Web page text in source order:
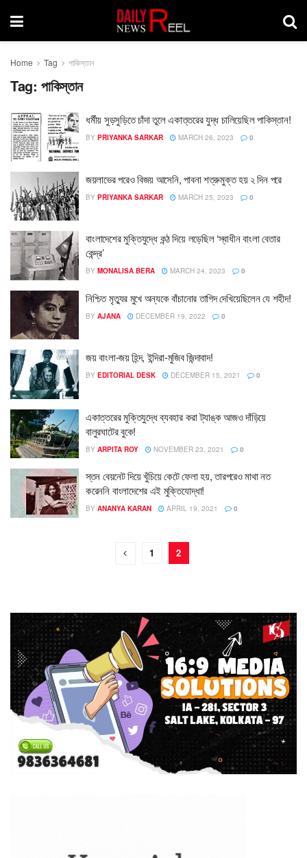
Home Tag পাকিস্তান
Tag: পাকিস্তান
ধর্মীয় সুড়সুড়িতে চাঁদা তুলে একাত্তরের যুদ্ধ চালিয়েছিল পাকিস্তান!
BY PRIYANKA SARKAR MARCH 26, 2023 0
জয়লাভের পরেও বিজয় আসেনি, পাবনা শত্রুমুক্ত হয় ২ দিন পরে
BY PRIYANKA SARKAR MARCH 25, 2023 0
বাংলাদেশের মুক্তিযুদ্ধে কন্ঠ দিয়ে লড়েছিল ‘স্বাধীন বাংলা বেতার
কেন্দ্র’
BY MONALISA BERA MARCH 24, 2023 0
নিশ্চিত মৃত্যুর মুখে অন্যকে বাঁচানোর তাগিদ দেখিয়েছিলেন যে শহীদ!
BY AJANA DECEMBER 19, 2022 0
জয় বাংলা-জয় হিন্দ, ইন্দিরা-মুজিব জিন্দাবাদ!
BY EDITORIAL DESK DECEMBER 15, 2021 0
একাত্তরের মুক্তিযুদ্ধে ব্যবহার করা ট্যাঙ্ক আজও দাঁড়িয়ে
বালুরঘাটের বুকে!
BY ARPITA ROY NOVEMBER 23, 2021 0
স্তন বেয়নেট দিয়ে খুঁচিয়ে কেটে ফেলা হয়, তারপরেও মাথা নত
করেননি বাংলাদেশের এই মুক্তিযোদ্ধা!
BY ANANYA KARAN APRIL 19, 2021 0
1 2